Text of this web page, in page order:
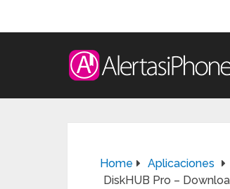
Home
Aplicaciones
DiskHUB Pro –